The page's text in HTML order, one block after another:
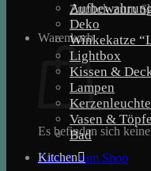
Zurück zum
Warenkorb
Es befinden sich
Zurück zum Shop
Deko
Winkekatze
Lightbox
Kissen &
Lampen
Vasen & Töpfe
Bad
Kitchen